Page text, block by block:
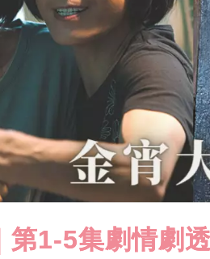
第1-5集劇情劇